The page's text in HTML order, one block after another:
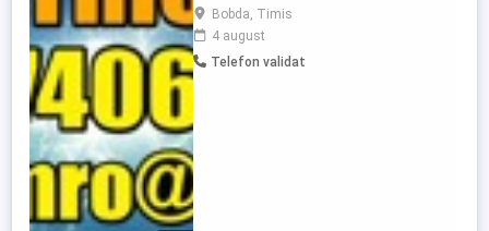
industriale
Bobda, Timis
4 august
Telefon validat